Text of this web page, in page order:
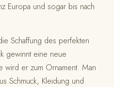
Europa und sogar bis nach
Schaffung des perfekten
gewinnt eine neue
wird er zum Ornament. Man
Schmuck, Kleidung und